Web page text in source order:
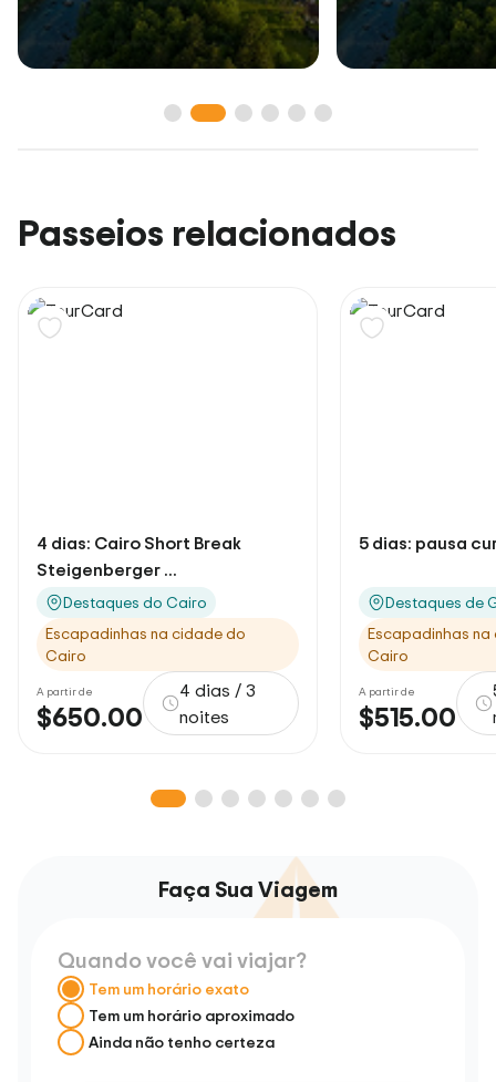
Passeios relacionados
4 dias: Cairo Short Break
Steigenberger ...
Destaques do Cairo
Escapadinhas na cidade do
Cairo
A partir de
$650.00
4 dias / 3
noites
5 dias: pausa
Destaques de
Escapadinhas
Cairo
A partir de
$515.00
Faça Sua Viagem
Quando você vai viajar?
Tem um horário exato
Tem um horário aproximado
Ainda não tenho certeza